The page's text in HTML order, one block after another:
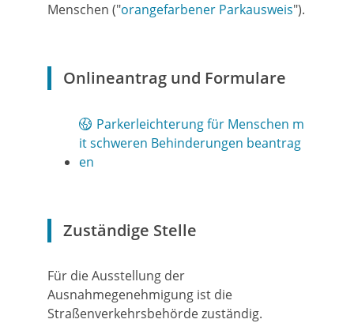
Menschen ("orangefarbener Parkausweis").
Onlineantrag und Formulare
Parkerleichterung für Menschen m
it schweren Behinderungen beantrag
en
Zuständige Stelle
Für die Ausstellung der
Ausnahmegenehmigung ist die
Straßenverkehrsbehörde zuständig.